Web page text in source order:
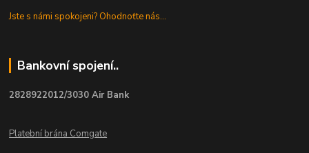
Jste s námi spokojeni? Ohodnoťte nás...
Bankovní spojení..
2828922012/3030 Air Bank
Platební brána Comgate